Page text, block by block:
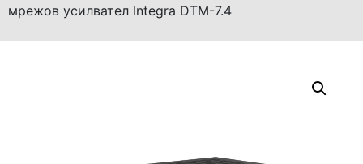
мрежов усилвател Integra DTM-7.4